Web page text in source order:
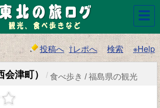
投稿へ ⇧レポへ 検索 ※Help
津町） / 食べ歩き / 福島県の観光
☰